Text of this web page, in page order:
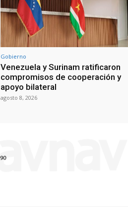
Gobierno
Venezuela y Surinam ratificaron
compromisos de cooperación y
apoyo bilateral
agosto 8, 2026